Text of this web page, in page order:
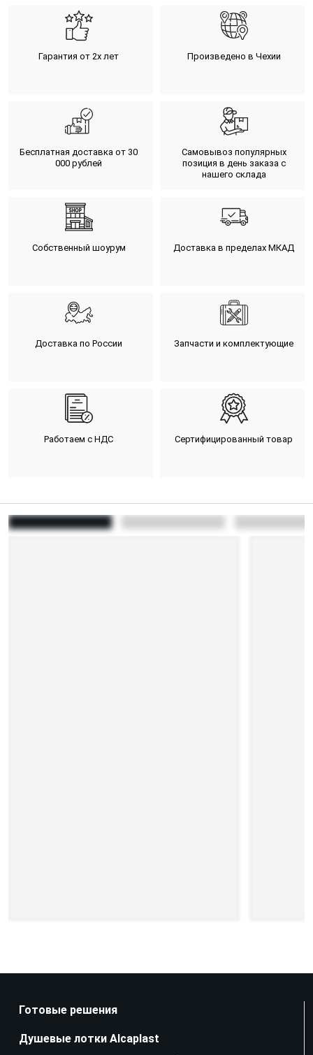
Гарантия от 2х лет Произведено в Чехии
Бесплатная доставка от 30
000 рублей
Самовывоз популярных
позиция в день заказа с
нашего склада
Собственный шоурум Доставка в пределах МКАД
Доставка по России Запчасти и комплектующие
Работаем с НДС Сертифицированный товар
Готовые решения
Душевые лотки Alcaplast